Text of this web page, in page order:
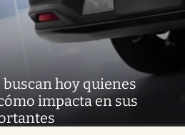
buscan hoy quienes
impacta en sus